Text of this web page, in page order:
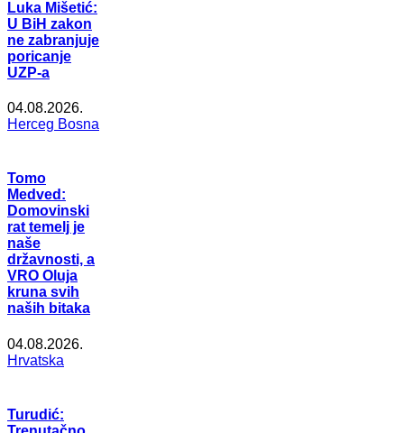
Luka Mišetić:
U BiH zakon
ne zabranjuje
poricanje
UZP-a
04.08.2026.
Herceg Bosna
Tomo
Medved:
Domovinski
rat temelj je
naše
državnosti, a
VRO Oluja
kruna svih
naših bitaka
04.08.2026.
Hrvatska
Turudić: